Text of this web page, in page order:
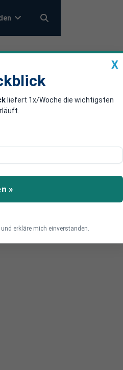
X
liefert 1x/Woche die wichtigsten
»
und erkläre mich einverstanden.